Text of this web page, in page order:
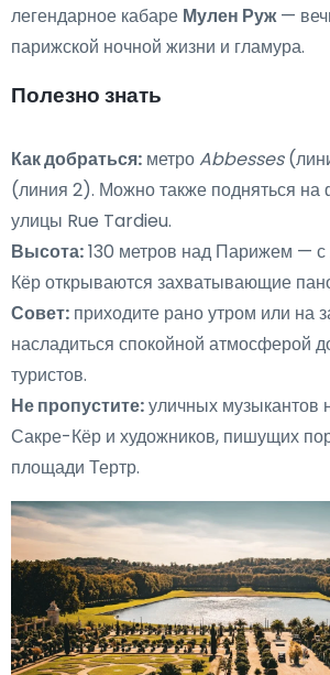
легендарное кабаре Мулен Руж—
парижской ночной жизни и гламура.
Полезно знать
Как добраться: метроAbbesses
(линия 2). Можно также подняться на
улицы Rue Tardieu.
Высота:130 метров над Парижем —
Кёр открываются захватывающие
Совет: приходите рано утром или на
насладиться спокойной атмосферой
туристов.
Не пропустите:уличных музыкантов
Сакре-Кёр и художников, пишущих
площади Тертр.